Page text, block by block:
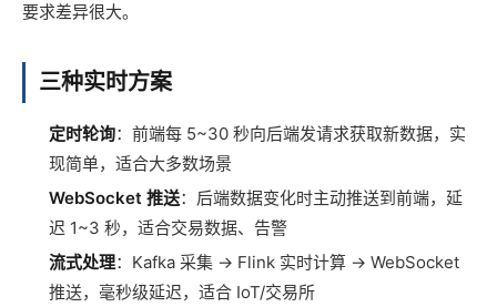
要求差异很大。
三种实时方案
定时轮询：前端每 5~30 秒向后端发请求获取新数据，实
现简单，适合大多数场景
WebSocket 推送：后端数据变化时主动推送到前端，延
迟 1~3 秒，适合交易数据、告警
流式处理：Kafka 采集 → Flink 实时计算 → WebSocket
推送，毫秒级延迟，适合 IoT/交易所